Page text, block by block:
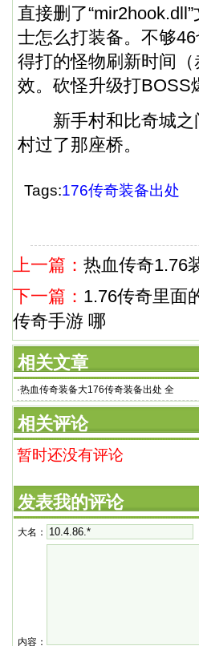
直接删了
士怎么打装备。不够
得打的怪物刷新时间
效。砍怪升级打BOSS
新手村和比奇城之
村过了那座桥。
Tags:176传奇装备出处
上一篇： 热血传奇1.76
下一篇： 1.76传奇里面
传奇手游 哪
相关文章
·热血传奇装备大176传奇装备出处 全
相关评论
暂时还没有评论
发表我的评论
大名：
内容：